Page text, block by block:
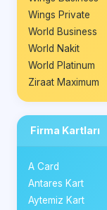
Wings Private
World Business
World Nakit
World Platinum
Ziraat Maximum
Firma Kartları
A Card
Antares Kart
Aytemiz Kart